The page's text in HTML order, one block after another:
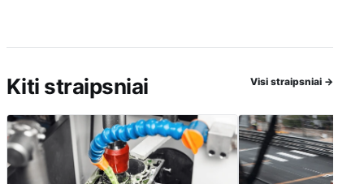
Kiti straipsniai Visi straipsniai →